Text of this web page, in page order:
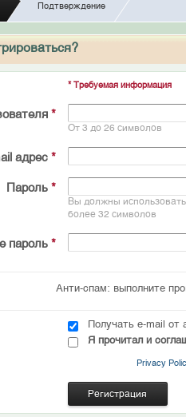
Подтверждение
* Требуемая информация
*
От 3 до 26 символов
адрес *
Пароль *
Вы должны
более 32 символов
пароль *
Анти-спам: выполните
Получать e-mail от
Я прочитал и
Privacy